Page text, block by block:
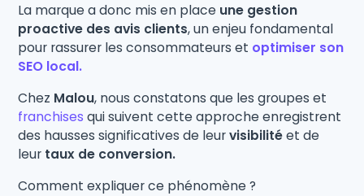
La marque a donc mis en place une gestion
proactive des avis clients, un enjeu fondamental
pour rassurer les consommateurs et optimiser son
SEO local.
Chez Malou, nous constatons que les groupes et
franchises qui suivent cette approche enregistrent
des hausses significatives de leurvisibilitéet de
leur taux de conversion.
Comment expliquer ce phénomène ?